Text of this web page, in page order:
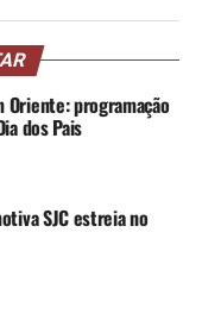
Oriente: programação
dos Pais
SJC estreia no